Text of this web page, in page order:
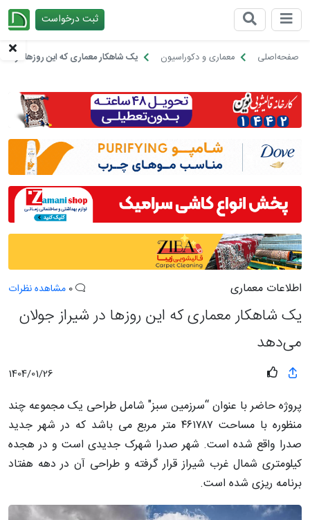
ثبت درخواست
صفحه‌اصلی معماری و دکوراسیون یک شاهکار معماری که این روزها در
اطلاعات معماری مشاهده نظرات
یک شاهکار معماری که این روزها در شیراز جولان
می‌دهد
1404/01/26
پروژه حاضر با عنوان “سرزمین سبز" شامل طراحی یک مجموعه چند
منظوره با مساحت ۴۶۱۷۸۷ متر مربع می باشد که در شهر جدید
صدرا واقع شده است. شهر صدرا شهرک جدیدی است و در هجده
کیلومتری شمال غرب شیراز قرار گرفته و طراحی آن در دهه هفتاد
برنامه ریزی شده است.